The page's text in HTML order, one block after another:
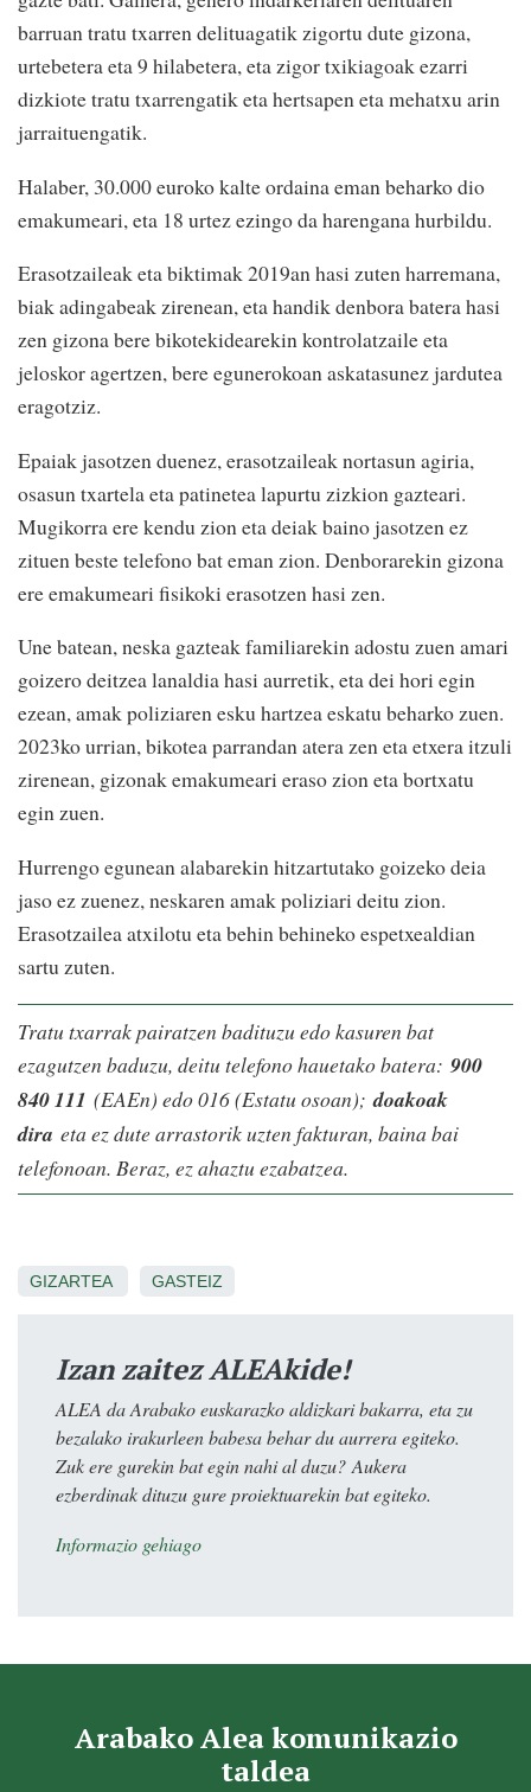
barruan tratu txarren delituagatik zigortu dute gizona,
urtebetera eta 9 hilabetera, eta zigor txikiagoak ezarri
dizkiote tratu txarrengatik eta hertsapen eta mehatxu arin
jarraituengatik.
Halaber, 30.000 euroko kalte ordaina eman beharko dio
emakumeari, eta 18 urtez ezingo da harengana hurbildu.
Erasotzaileak eta biktimak 2019an hasi zuten harremana,
biak adingabeak zirenean, eta handik denbora batera hasi
zen gizona bere bikotekidearekin kontrolatzaile eta
jeloskor agertzen, bere egunerokoan askatasunez jardutea
eragotziz.
Epaiak jasotzen duenez, erasotzaileak nortasun agiria,
osasun txartela eta patinetea lapurtu zizkion gazteari.
Mugikorra ere kendu zion eta deiak baino jasotzen ez
zituen beste telefono bat eman zion. Denborarekin gizona
ere emakumeari fisikoki erasotzen hasi zen.
Une batean, neska gazteak familiarekin adostu zuen amari
goizero deitzea lanaldia hasi aurretik, eta dei hori egin
ezean, amak poliziaren esku hartzea eskatu beharko zuen.
2023ko urrian, bikotea parrandan atera zen eta etxera itzuli
zirenean, gizonak emakumeari eraso zion eta bortxatu
egin zuen.
Hurrengo egunean alabarekin hitzartutako goizeko deia
jaso ez zuenez, neskaren amak poliziari deitu zion.
Erasotzailea atxilotu eta behin behineko espetxealdian
sartu zuten.
Tratu txarrak pairatzen badituzu edo kasuren bat
ezagutzen baduzu, deitu telefono hauetako batera: 900
840 111 (EAEn) edo 016 (Estatu osoan);doakoak
dira eta ez dute arrastorik uzten fakturan, baina bai
telefonoan. Beraz, ez ahaztu ezabatzea.
GIZARTEA GASTEIZ
Izan zaitez ALEAkide!
ALEA da Arabako euskarazko aldizkari bakarra, eta zu
bezalako irakurleen babesa behar du aurrera egiteko.
Zuk ere gurekin bat egin nahi al duzu? Aukera
ezberdinak dituzu gure proiektuarekin bat egiteko.
Informazio gehiago
Arabako Alea komunikazio
taldea